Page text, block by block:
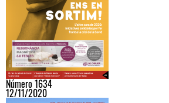
Número 1634
12/11/2020